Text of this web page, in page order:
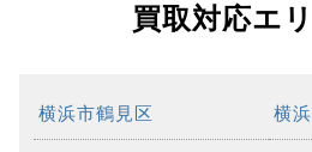
買取対応エ
横浜市鶴見区 横